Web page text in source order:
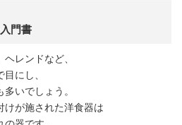
門書
レンドなど、
にし、
いでしょう。
けが施された洋食器は